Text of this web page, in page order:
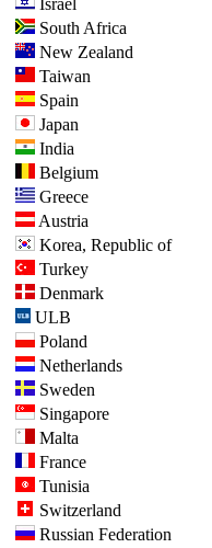
Israel
South Africa
New Zealand
Taiwan
Spain
Japan
India
Belgium
Greece
Austria
Korea, Republic of
Turkey
Denmark
ULB
Poland
Netherlands
Sweden
Singapore
Malta
France
Tunisia
Switzerland
Russian Federation